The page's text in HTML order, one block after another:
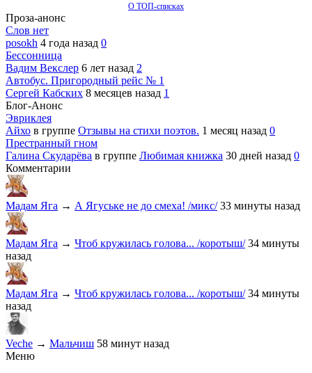
О ТОП-списках
Проза-анонс
Слов нет
posokh 4 года назад 0
Бессонница
Вадим Векслер 6 лет назад 2
Автобус. Пригородный рейс № 1
Сергей Кабских 8 месяцев назад 1
Блог-Анонс
Эвриклея
Айхо в группе Отзывы на стихи поэтов. 1 месяц назад 0
Престранный гном
Галина Скударёва в группе Любимая книжка 30 дней назад 0
Комментарии
Мадам Яга → А Ягуське не до смеха! /микс/ 33 минуты назад
Мадам Яга → Чтоб кружилась голова... /коротыш/ 34 минуты
назад
Мадам Яга → Чтоб кружилась голова... /коротыш/ 34 минуты
назад
Veche → Мальчиш 58 минут назад
Меню